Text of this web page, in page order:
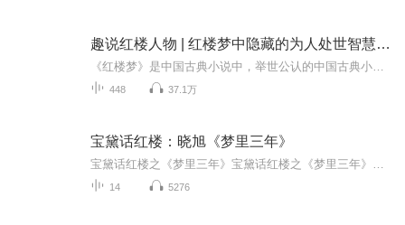
趣说红楼人物 | 红楼梦中隐藏的为人处世智慧 | 贾宝玉林黛玉薛宝钗王熙凤
448 37.1万
宝黛话红楼：晓旭《梦里三年》
14 5276